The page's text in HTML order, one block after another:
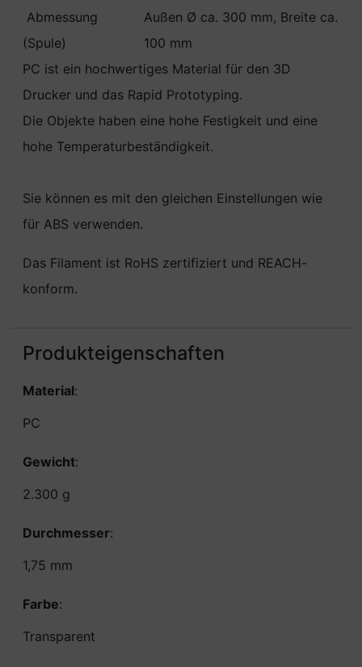
Abmessung
(Spule)
Außen Ø ca. 300 mm, Breite ca.
100 mm
PC ist ein hochwertiges Material für den 3D
Drucker und das Rapid Prototyping.
Die Objekte haben eine hohe Festigkeit und eine
hohe Temperaturbeständigkeit.
Sie können es mit den gleichen Einstellungen wie
für ABS verwenden.
Das Filament ist RoHS zertifiziert und REACH-
konform.
Produkteigenschaften
Material:
PC
Gewicht:
2.300 g
Durchmesser:
1,75 mm
Farbe:
Transparent